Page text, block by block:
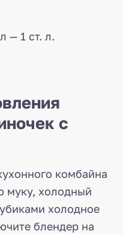
— 1 ст. л.
с
комбайна
муку, холодный
холодное
блендер на